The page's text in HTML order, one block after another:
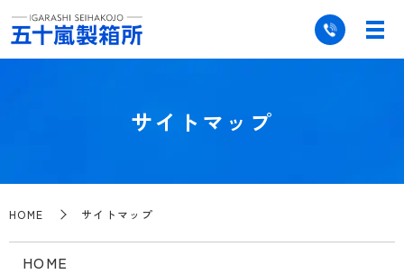
サイトマップ
HOME サイトマップ
HOME